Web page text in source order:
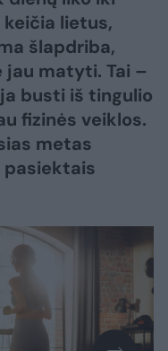
lietus,
šlapdriba,
jau matyti. Tai –
busti iš tingulio
fizinės veiklos.
metas